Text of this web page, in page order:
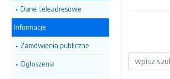
Dane teleadresowe
Informacje
Zamówienia publiczne
Ogłoszenia
Wyszukiwarka